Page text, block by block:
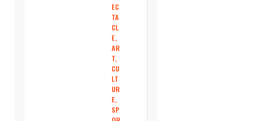
EC
TA
CL
E,
AR
T,
CU
LT
UR
E,
SP